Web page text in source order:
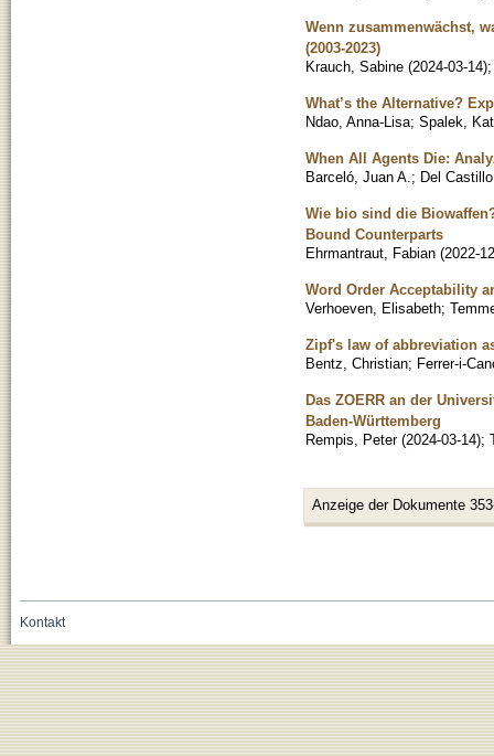
Wenn zusammenwächst,
(2003-2023)
Krauch, Sabine (2024-03-14)
What’s the Alternative?
Ndao, Anna-Lisa; Spalek,
When All Agents Die:
Barceló, Juan A. ; Del
Wie bio sind die
Bound Counterparts
Ehrmantraut, Fabian (2022-
Word Order Acceptability
Verhoeven, Elisabeth;
Zipf's law of abbreviation
Bentz, Christian; Ferrer-i-
Das ZOERR an der
Baden-Württemberg
Rempis, Peter (2024-03-14);
Anzeige der Dokumente
Kontakt